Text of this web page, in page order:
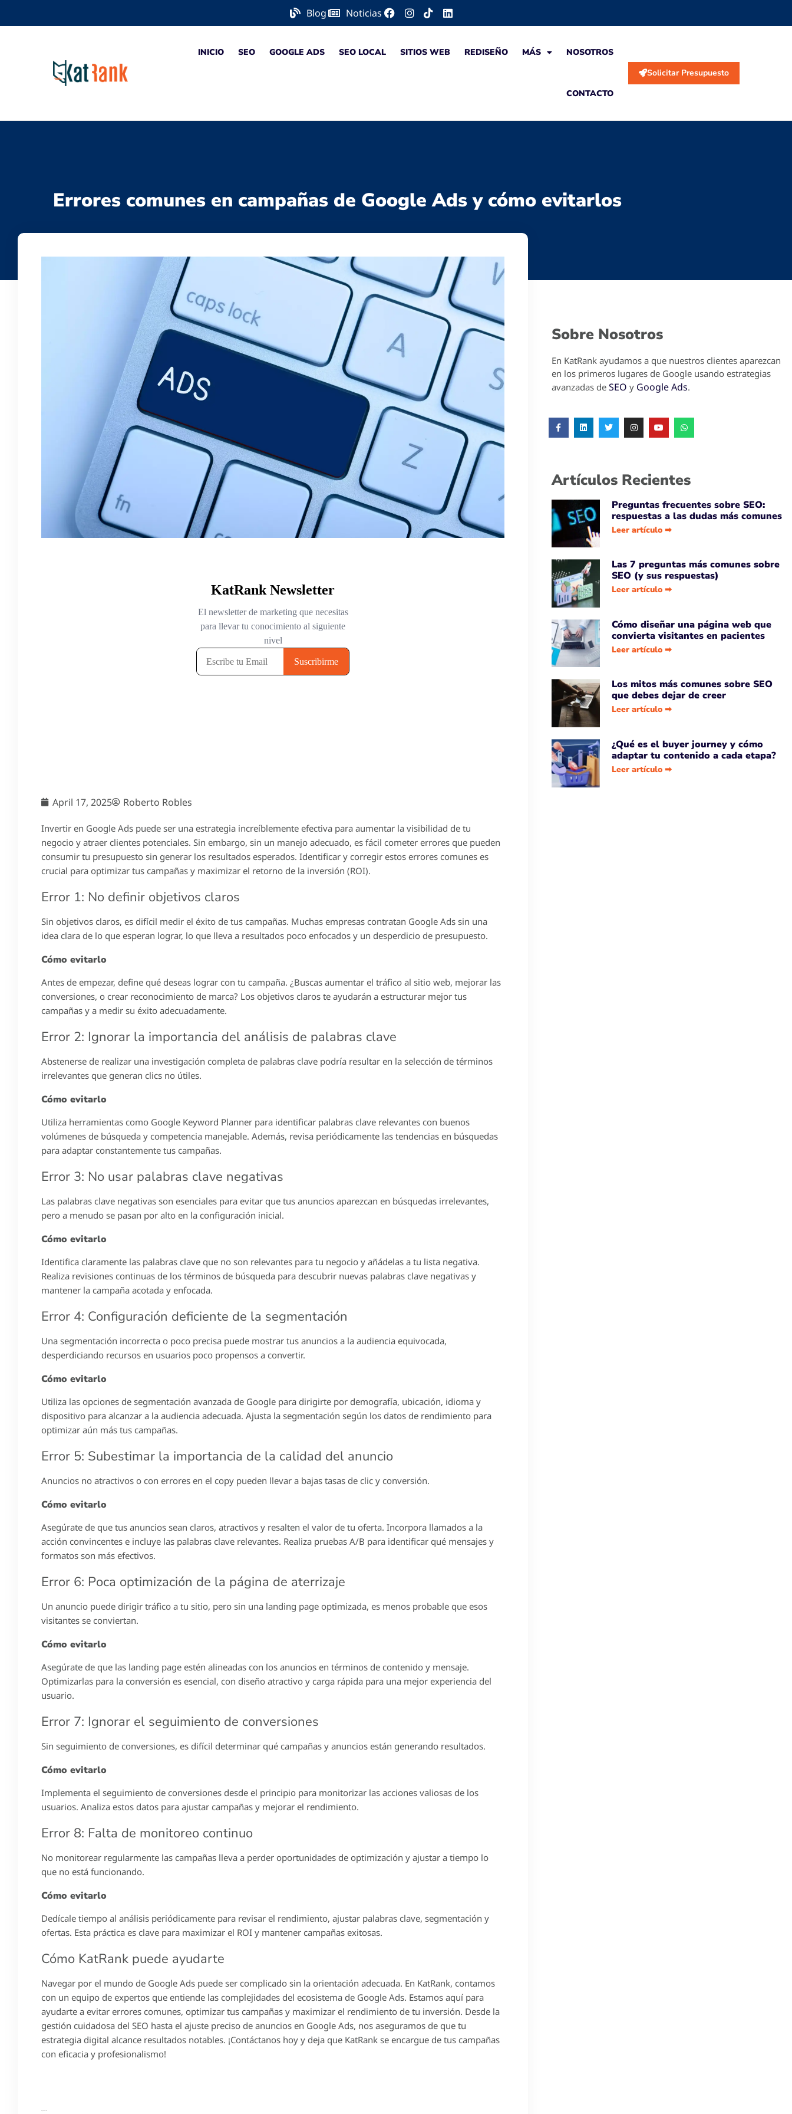
Blog Noticias
INICIO SEO GOOGLE ADS SEO LOCAL SITIOS WEB REDISEÑO MÁS NOSOTROS
CONTACTO
Solicitar Presupuesto
Errores comunes en campañas de Google Ads y cómo evitarlos
April 17, 2025 Roberto Robles
Invertir en Google Ads puede ser una estrategia increíblemente efectiva para aumentar la visibilidad de tu
negocio y atraer clientes potenciales. Sin embargo, sin un manejo adecuado, es fácil cometer errores que pueden
consumir tu presupuesto sin generar los resultados esperados. Identificar y corregir estos errores comunes es
crucial para optimizar tus campañas y maximizar el retorno de la inversión (ROI).
Error 1: No definir objetivos claros
Sin objetivos claros, es difícil medir el éxito de tus campañas. Muchas empresas contratan Google Ads sin una
idea clara de lo que esperan lograr, lo que lleva a resultados poco enfocados y un desperdicio de presupuesto.
Cómo evitarlo
Antes de empezar, define qué deseas lograr con tu campaña. ¿Buscas aumentar el tráfico al sitio web, mejorar las
conversiones, o crear reconocimiento de marca? Los objetivos claros te ayudarán a estructurar mejor tus
campañas y a medir su éxito adecuadamente.
Error 2: Ignorar la importancia del análisis de palabras clave
Abstenerse de realizar una investigación completa de palabras clave podría resultar en la selección de términos
irrelevantes que generan clics no útiles.
Cómo evitarlo
Utiliza herramientas como Google Keyword Planner para identificar palabras clave relevantes con buenos
volúmenes de búsqueda y competencia manejable. Además, revisa periódicamente las tendencias en búsquedas
para adaptar constantemente tus campañas.
Error 3: No usar palabras clave negativas
Las palabras clave negativas son esenciales para evitar que tus anuncios aparezcan en búsquedas irrelevantes,
pero a menudo se pasan por alto en la configuración inicial.
Cómo evitarlo
Identifica claramente las palabras clave que no son relevantes para tu negocio y añádelas a tu lista negativa.
Realiza revisiones continuas de los términos de búsqueda para descubrir nuevas palabras clave negativas y
mantener la campaña acotada y enfocada.
Error 4: Configuración deficiente de la segmentación
Una segmentación incorrecta o poco precisa puede mostrar tus anuncios a la audiencia equivocada,
desperdiciando recursos en usuarios poco propensos a convertir.
Cómo evitarlo
Utiliza las opciones de segmentación avanzada de Google para dirigirte por demografía, ubicación, idioma y
dispositivo para alcanzar a la audiencia adecuada. Ajusta la segmentación según los datos de rendimiento para
optimizar aún más tus campañas.
Error 5: Subestimar la importancia de la calidad del anuncio
Anuncios no atractivos o con errores en el copy pueden llevar a bajas tasas de clic y conversión.
Cómo evitarlo
Asegúrate de que tus anuncios sean claros, atractivos y resalten el valor de tu oferta. Incorpora llamados a la
acción convincentes e incluye las palabras clave relevantes. Realiza pruebas A/B para identificar qué mensajes y
formatos son más efectivos.
Error 6: Poca optimización de la página de aterrizaje
Un anuncio puede dirigir tráfico a tu sitio, pero sin una landing page optimizada, es menos probable que esos
visitantes se conviertan.
Cómo evitarlo
Asegúrate de que las landing page estén alineadas con los anuncios en términos de contenido y mensaje.
Optimizarlas para la conversión es esencial, con diseño atractivo y carga rápida para una mejor experiencia del
usuario.
Error 7: Ignorar el seguimiento de conversiones
Sin seguimiento de conversiones, es difícil determinar qué campañas y anuncios están generando resultados.
Cómo evitarlo
Implementa el seguimiento de conversiones desde el principio para monitorizar las acciones valiosas de los
usuarios. Analiza estos datos para ajustar campañas y mejorar el rendimiento.
Error 8: Falta de monitoreo continuo
No monitorear regularmente las campañas lleva a perder oportunidades de optimización y ajustar a tiempo lo
que no está funcionando.
Cómo evitarlo
Dedícale tiempo al análisis periódicamente para revisar el rendimiento, ajustar palabras clave, segmentación y
ofertas. Esta práctica es clave para maximizar el ROI y mantener campañas exitosas.
Cómo KatRank puede ayudarte
Navegar por el mundo de Google Ads puede ser complicado sin la orientación adecuada. En KatRank, contamos
con un equipo de expertos que entiende las complejidades del ecosistema de Google Ads. Estamos aquí para
ayudarte a evitar errores comunes, optimizar tus campañas y maximizar el rendimiento de tu inversión. Desde la
gestión cuidadosa del SEO hasta el ajuste preciso de anuncios en Google Ads, nos aseguramos de que tu
estrategia digital alcance resultados notables. ¡Contáctanos hoy y deja que KatRank se encargue de tus campañas
con eficacia y profesionalismo!
Sobre Nosotros
En KatRank ayudamos a que nuestros clientes aparezcan
en los primeros lugares de Google usando estrategias
avanzadas de SEO y Google Ads.
Artículos Recientes
Preguntas frecuentes sobre SEO:
respuestas a las dudas más comunes
Leer artículo ➡
Las 7 preguntas más comunes sobre
SEO (y sus respuestas)
Leer artículo ➡
Cómo diseñar una página web que
convierta visitantes en pacientes
Leer artículo ➡
Los mitos más comunes sobre SEO
que debes dejar de creer
Leer artículo ➡
¿Qué es el buyer journey y cómo
adaptar tu contenido a cada etapa?
Leer artículo ➡